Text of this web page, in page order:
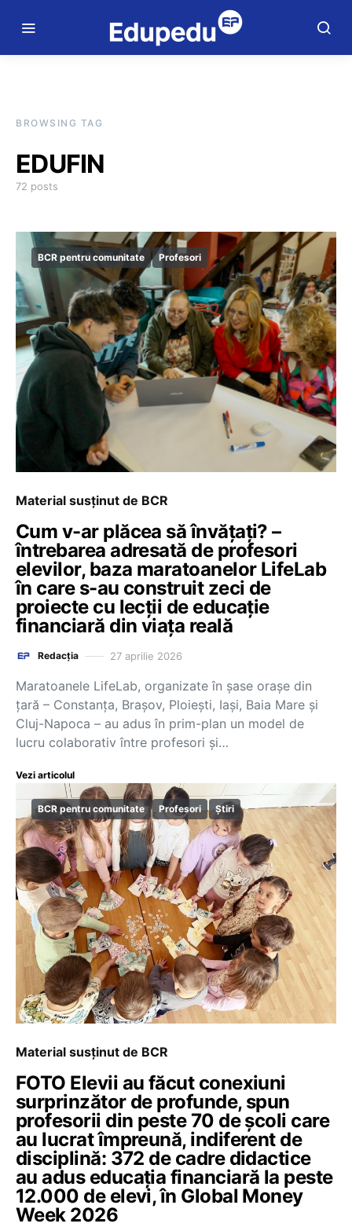
BROWSING TAG
EDUFIN
72 posts
BCR pentru comunitate Profesori
Material susținut de BCR
Cum v-ar plăcea să învățați? –
întrebarea adresată de profesori
elevilor, baza maratoanelor LifeLab
în care s-au construit zeci de
proiecte cu lecții de educație
financiară din viața reală
Redacția 27 aprilie 2026
Maratoanele LifeLab, organizate în șase orașe din
țară – Constanța, Brașov, Ploiești, Iași, Baia Mare și
Cluj-Napoca – au adus în prim-plan un model de
lucru colaborativ între profesori și…
Vezi articolul
BCR pentru comunitate Profesori Știri
Material susținut de BCR
FOTO Elevii au făcut conexiuni
surprinzător de profunde, spun
profesorii din peste 70 de școli care
au lucrat împreună, indiferent de
disciplină: 372 de cadre didactice
au adus educația financiară la peste
12.000 de elevi, în Global Money
Week 2026